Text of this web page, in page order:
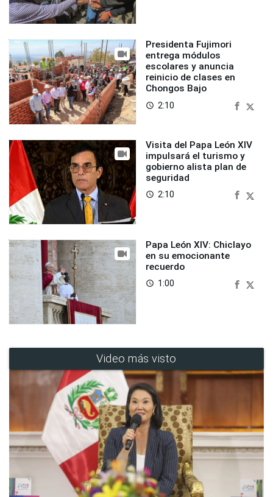
Presidenta Fujimori
entrega módulos
escolares y anuncia
reinicio de clases en
Chongos Bajo
access_time 2:10
Visita del Papa León XIV
impulsará el turismo y
gobierno alista plan de
seguridad
access_time 2:10
Papa León XIV: Chiclayo
en su emocionante
recuerdo
access_time 1:00
Video más visto